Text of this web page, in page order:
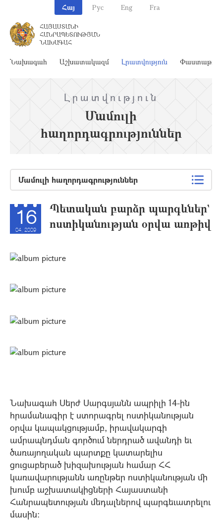
Հայ Рус Eng Fra
ՀԱՅԱՍՏԱՆԻ
ՀԱՆՐԱՊԵՏՈՒԹՅԱՆ
ՆԱԽԱԳԱՀ
Նախագահ Աշխատակազմ Լրատվություն
Լրատվություն
Մամուլի
հաղորդագրություններ
Մամուլի հաղորդագրություններ
16
04, 2009
Պետական բարձր պարգեւներ`
ոստիկանության օրվա առթիվ
Նախագահ Սերժ Սարգսյանն ապրիլի 14-ին
հրամանագիր է ստորագրել ոստիկանության
օրվա կապակցությամբ, իրավակարգի
ամրապնդման գործում ներդրած ավանդի եւ
ծառայողական պարտքը կատարելիս
ցուցաբերած խիզախության համար ՀՀ
կառավարությանն առընթեր ոստիկանության մի
խումբ աշխատակիցների Հայաստանի
Հանրապետության մեդալներով պարգեւատրելու
մասին: